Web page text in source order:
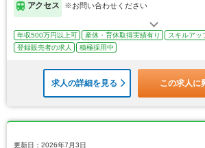
アクセス ※お問い合わせください
年収500万円以上可 産休・育休取得実績有り スキルアッ
登録販売者の求人
積極採用中
求人の詳細を見る この求人に
更新日：2026年7月3日